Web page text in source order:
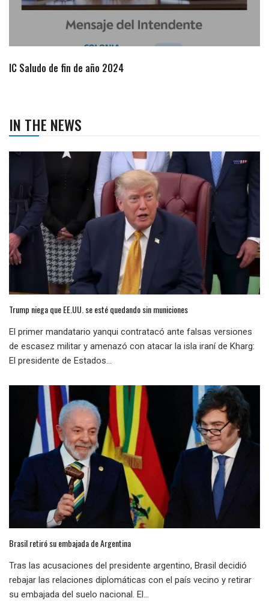
IN THE NEWS
Trump niega que EE.UU. se esté quedando sin municiones
El primer mandatario yanqui contratacó ante falsas versiones
de escasez militar y amenazó con atacar la isla iraní de Kharg:
El presidente de Estados...
Brasil retiró su embajada de Argentina
Tras las acusaciones del presidente argentino, Brasil decidió
rebajar las relaciones diplomáticas con el país vecino y retirar
su embajada del suelo nacional. El...